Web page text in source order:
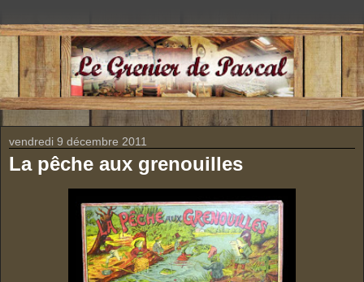
vendredi 9 décembre 2011
La pêche aux grenouilles